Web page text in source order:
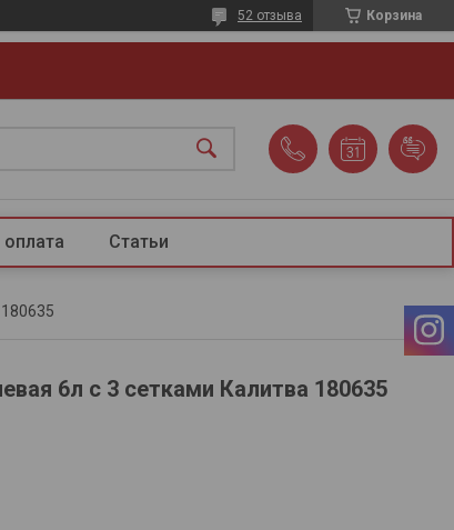
Корзина
52 отзыва
Статьи
6л с 3 сетками Калитва 180635